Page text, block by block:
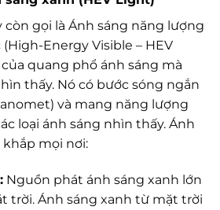
còn gọi là Ánh sáng năng lượng
Energy Visible – HEV
quang phổ ánh sáng mà
thấy. Nó có bước sóng ngắn
và mang năng lượng
loại ánh sáng nhìn thấy. Ánh
mọi nơi:
Nguồn phát ánh sáng xanh lớn
trời. Ánh sáng xanh từ mặt trời